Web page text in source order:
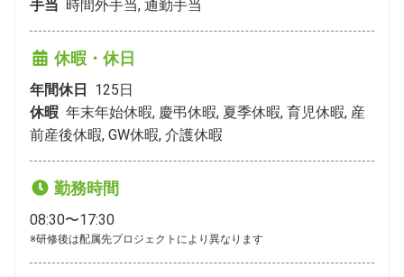
手当 時間外手当, 通勤手当
休暇・休日
年間休日 125日
休暇 年末年始休暇, 慶弔休暇, 夏季休暇, 育児休暇, 産
前産後休暇, GW休暇, 介護休暇
勤務時間
08:30〜17:30
※研修後は配属先プロジェクトにより異なります